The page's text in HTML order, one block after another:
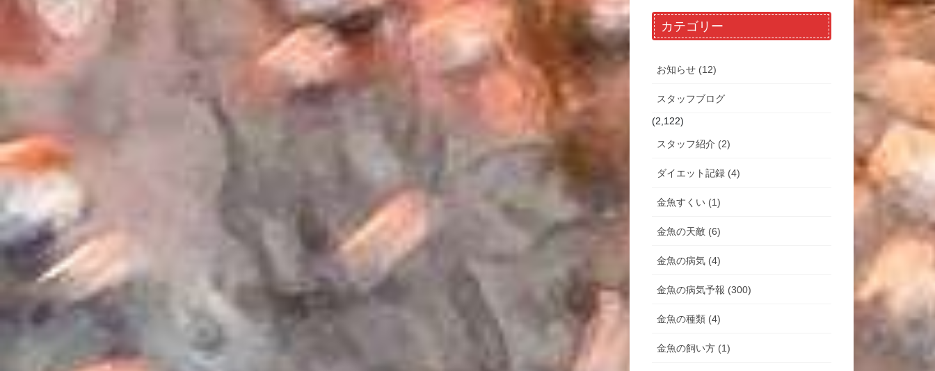
カテゴリー
お知らせ (12)
スタッフブログ
(2,122)
スタッフ紹介 (2)
ダイエット記録 (4)
金魚すくい (1)
金魚の天敵 (6)
金魚の病気 (4)
金魚の病気予報 (300)
金魚の種類 (4)
金魚の飼い方 (1)